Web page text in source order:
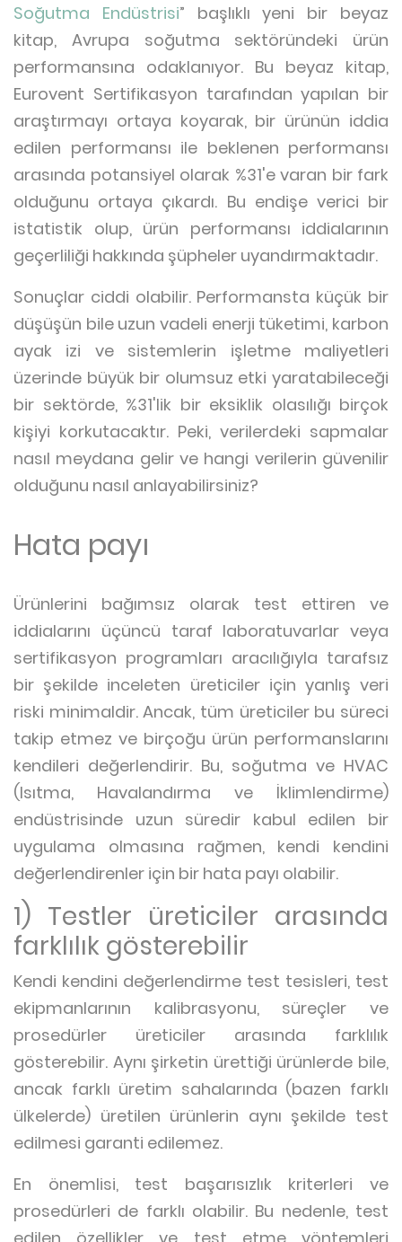
Soğutma Endüstrisi” başlıklı yeni bir beyaz
kitap, Avrupa soğutma sektöründeki ürün
performansına odaklanıyor. Bu beyaz kitap,
Eurovent Sertifikasyon tarafından yapılan bir
araştırmayı ortaya koyarak, bir ürünün iddia
edilen performansı ile beklenen performansı
arasında potansiyel olarak %31'e varan bir fark
olduğunu ortaya çıkardı. Bu endişe verici bir
istatistik olup, ürün performansı iddialarının
geçerliliği hakkında şüpheler uyandırmaktadır.
Sonuçlar ciddi olabilir. Performansta küçük bir
düşüşün bile uzun vadeli enerji tüketimi, karbon
ayak izi ve sistemlerin işletme maliyetleri
üzerinde büyük bir olumsuz etki yaratabileceği
bir sektörde, %31'lik bir eksiklik olasılığı birçok
kişiyi korkutacaktır. Peki, verilerdeki sapmalar
nasıl meydana gelir ve hangi verilerin güvenilir
olduğunu nasıl anlayabilirsiniz?
Hata payı
Ürünlerini bağımsız olarak test ettiren ve
iddialarını üçüncü taraf laboratuvarlar veya
sertifikasyon programları aracılığıyla tarafsız
bir şekilde inceleten üreticiler için yanlış veri
riski minimaldir. Ancak, tüm üreticiler bu süreci
takip etmez ve birçoğu ürün performanslarını
kendileri değerlendirir. Bu, soğutma ve HVAC
(Isıtma, Havalandırma ve İklimlendirme)
endüstrisinde uzun süredir kabul edilen bir
uygulama olmasına rağmen, kendi kendini
değerlendirenler için bir hata payı olabilir.
1) Testler üreticiler arasında
farklılık gösterebilir
Kendi kendini değerlendirme test tesisleri, test
ekipmanlarının kalibrasyonu, süreçler ve
prosedürler üreticiler arasında farklılık
gösterebilir. Aynı şirketin ürettiği ürünlerde bile,
ancak farklı üretim sahalarında (bazen farklı
ülkelerde) üretilen ürünlerin aynı şekilde test
edilmesi garanti edilemez.
En önemlisi, test başarısızlık kriterleri ve
prosedürleri de farklı olabilir. Bu nedenle, test